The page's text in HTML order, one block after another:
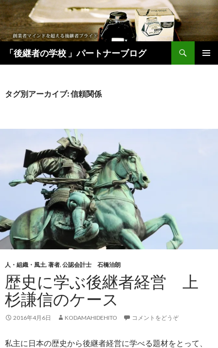
「後継者の学校 」パートナーブログ
検
ン
タグ別アーカイブ: 信頼関係
人・組織・風土, 著者, 公認会計士 石橋治朗
歴史に学ぶ後継者経営 上
杉謙信のケース
2016年4月6日 KODAMAHIDEHITO コメントをどうぞ
私主に日本の歴史から後継者経営に学べる題材をとって、